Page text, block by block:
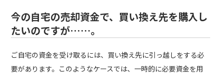
今の自宅の売却資金で、買い換え先を購入し
たいのですが……。
ご自宅の資金を受け取るには、買い換え先に引っ越しをする必
要があります。このようなケースでは、一時的に必要資金を用